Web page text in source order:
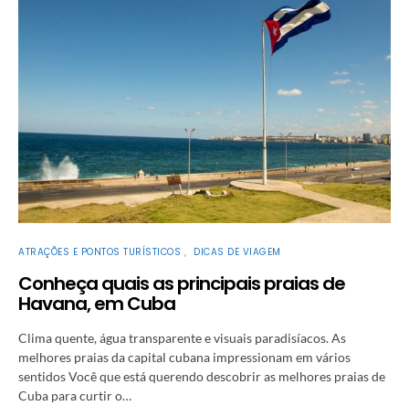
ATRAÇÕES E PONTOS TURÍSTICOS DICAS DE VIAGEM
Conheça quais as principais praias de
Havana, em Cuba
Clima quente, água transparente e visuais paradisíacos. As
melhores praias da capital cubana impressionam em vários
sentidos Você que está querendo descobrir as melhores praias de
Cuba para curtir o…